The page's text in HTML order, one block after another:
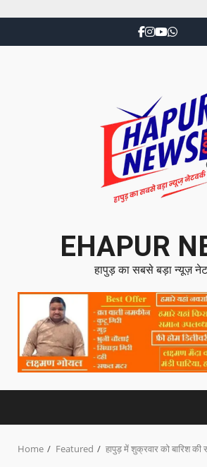
EHAPUR
हापुड़ का सबसे बड़ा न्यूज़
Home Featured हापुड़ में शुक्रवार को बारिश की